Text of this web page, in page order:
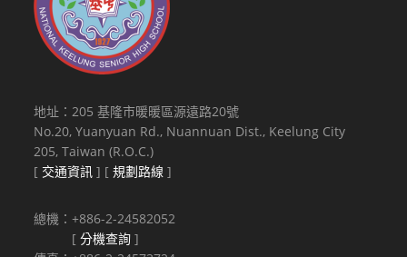
地址：205 基隆市暖暖區源遠路20號
No.20, Yuanyuan Rd., Nuannuan Dist., Keelung City
205, Taiwan (R.O.C.)
[ 交通資訊 ] [規劃路線 ]
總機：+886-2-24582052
[分機查詢 ]